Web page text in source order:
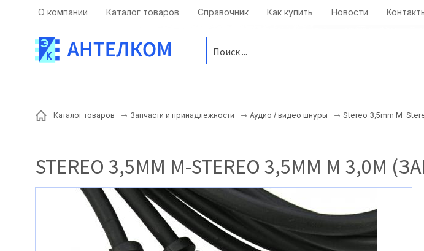
kai@antelcom.ru
Москва, ул. Московская, д.1 офис 1 c 08:00
О компании Каталог товаров Справочник Как купить Новости
Каталог товаров Запчасти и принадлежности Аудио / видео шнуры Stereo 3,5mm M-
STEREO 3,5MM M-STEREO 3,5MM M 3,0M